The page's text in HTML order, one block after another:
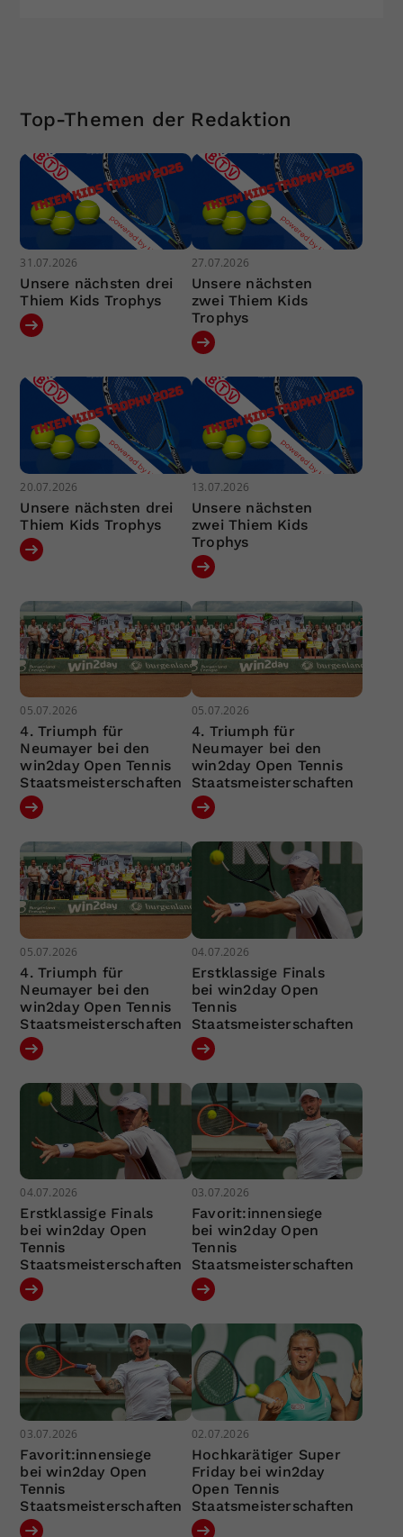
Top-Themen der Redaktion
31.07.2026
Unsere nächsten drei
Thiem Kids Trophys
27.07.2026
Unsere nächsten
zwei Thiem Kids
Trophys
20.07.2026
Unsere nächsten drei
Thiem Kids Trophys
13.07.2026
Unsere nächsten
zwei Thiem Kids
Trophys
05.07.2026
4. Triumph für
Neumayer bei den
win2day Open Tennis
Staatsmeisterschaften
05.07.2026
4. Triumph für
Neumayer bei den
win2day Open Tennis
Staatsmeisterschaften
05.07.2026
4. Triumph für
Neumayer bei den
win2day Open Tennis
Staatsmeisterschaften
04.07.2026
Erstklassige Finals
bei win2day Open
Tennis
Staatsmeisterschaften
04.07.2026
Erstklassige Finals
bei win2day Open
Tennis
Staatsmeisterschaften
03.07.2026
Favorit:innensiege
bei win2day Open
Tennis
Staatsmeisterschaften
03.07.2026
Favorit:innensiege
bei win2day Open
Tennis
Staatsmeisterschaften
02.07.2026
Hochkarätiger Super
Friday bei win2day
Open Tennis
Staatsmeisterschaften